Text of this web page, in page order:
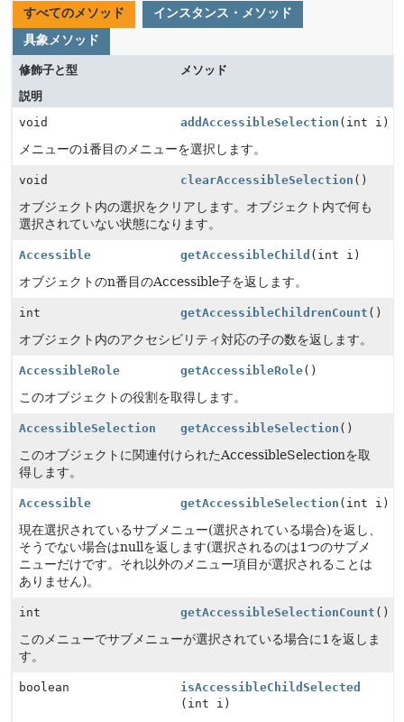
すべてのメソッド
インスタンス・メソッド
具象メソッド
修飾子と型
メソッド
説明
void
addAccessibleSelection (int i)
メニューのi番目のメニューを選択します。
void clearAccessibleSelection ()
オブジェクト内の選択をクリアします。オブジェクト内で何も
選択されていない状態になります。
Accessible getAccessibleChild (int i)
オブジェクトのn番目のAccessible子を返します。
int getAccessibleChildrenCount ()
オブジェクト内のアクセシビリティ対応の子の数を返します。
AccessibleRole getAccessibleRole()
このオブジェクトの役割を取得します。
AccessibleSelection getAccessibleSelection ()
このオブジェクトに関連付けられたAccessibleSelectionを取
得します。
Accessible getAccessibleSelection (int i)
現在選択されているサブメニュー(選択されている場合)を返し、
そうでない場合はnullを返します(選択されるのは1つのサブメ
ニューだけです。それ以外のメニュー項目が選択されることは
ありません)。
int getAccessibleSelectionCount ()
このメニューでサブメニューが選択されている場合に1を返しま
す。
boolean
isAccessibleChildSelected
(int i)